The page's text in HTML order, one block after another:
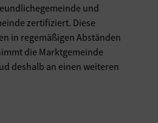
und
zertifiziert. Diese
in regemäßigen Abständen
die Marktgemeinde
deshalb an einen weiteren